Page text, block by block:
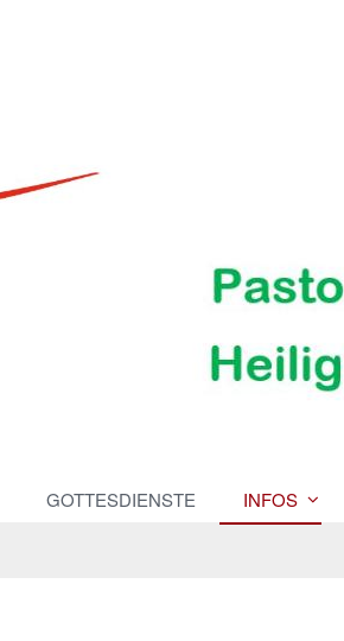
GOTTESDIENSTE INFOS